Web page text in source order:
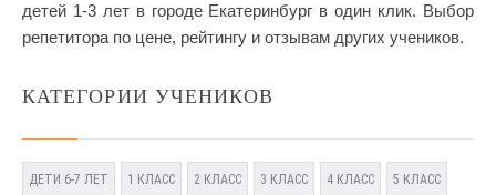
детей 1-3 лет в городе Екатеринбург в один клик. Выбор
репетитора по цене, рейтингу и отзывам других учеников.
КАТЕГОРИИ УЧЕНИКОВ
ДЕТИ 6-7 ЛЕТ 1 КЛАСС 2 КЛАСС 3 КЛАСС 4 КЛАСС 5 КЛАСС